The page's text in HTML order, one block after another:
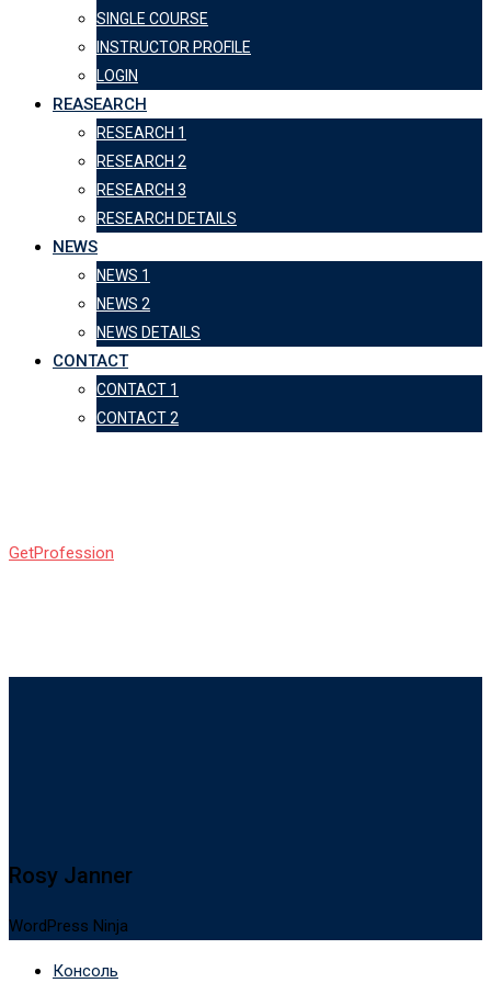
SINGLE COURSE
INSTRUCTOR PROFILE
LOGIN
REASEARCH
RESEARCH 1
RESEARCH 2
RESEARCH 3
RESEARCH DETAILS
NEWS
NEWS 1
NEWS 2
NEWS DETAILS
CONTACT
CONTACT 1
CONTACT 2
GetProfession
Rosy Janner
WordPress Ninja
Консоль